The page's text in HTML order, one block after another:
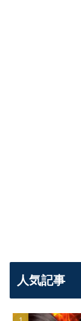
人気記事